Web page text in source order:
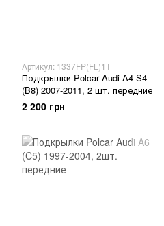
Артикул: 1337FP(FL)1T
Подкрылки Polcar Audi A4 S4
(B8) 2007-2011, 2 шт. передние
2 200 грн